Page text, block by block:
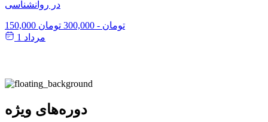
در روانشناسی
150,000 تومان - 300,000 تومان
مرداد 1
دوره‌های ویژه